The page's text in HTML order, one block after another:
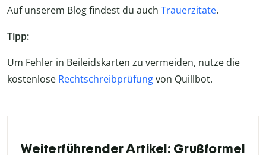
Auf unserem Blog findest du auch Trauerzitate.
Tipp:
Um Fehler in Beileidskarten zu vermeiden, nutze die
kostenlose Rechtschreibprüfungvon Quillbot.
Weiterführender Artikel: Grußformel